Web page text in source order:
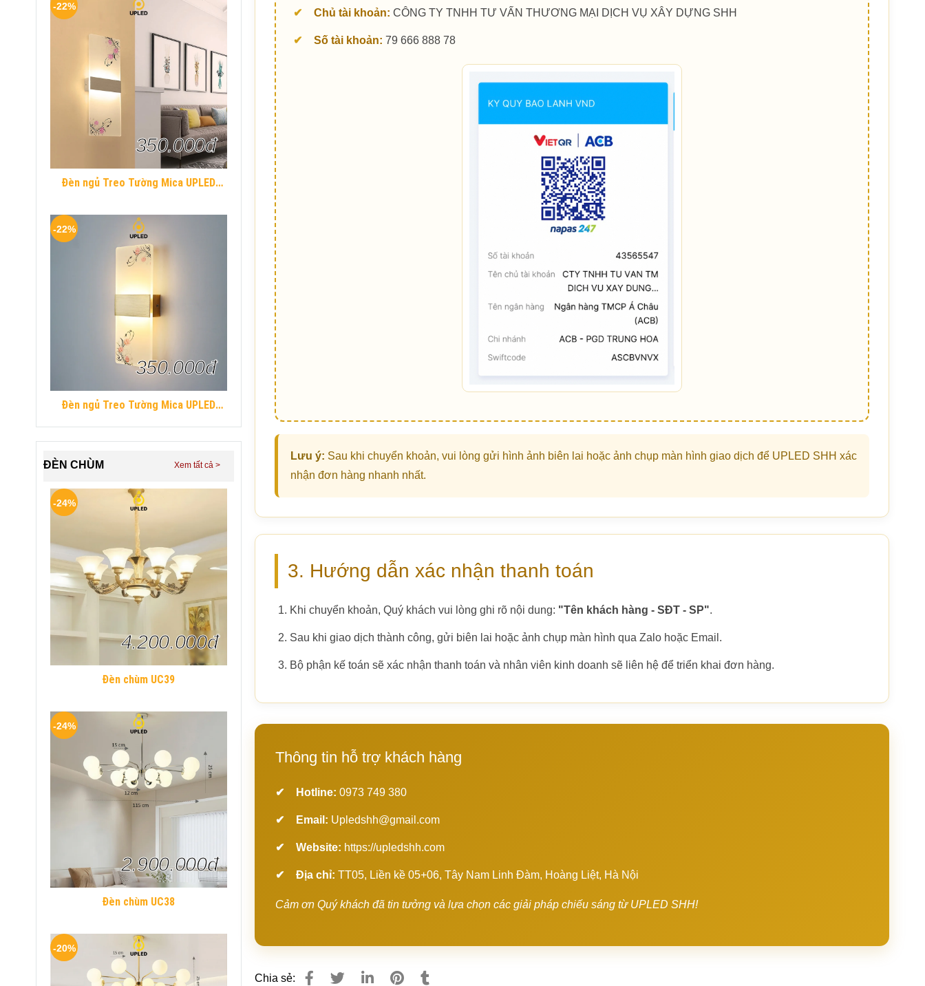
Chủ tài khoản: CÔNG TY TNHH TƯ VẤN THƯƠNG MẠI DỊCH VỤ XÂY DỰNG SHH
Số tài khoản: 79 666 888 78
Lưu ý: Sau khi chuyển khoản, vui lòng gửi hình ảnh biên lai hoặc ảnh chụp màn hình giao dịch để UPLED SHH xác
nhận đơn hàng nhanh nhất.
3. Hướng dẫn xác nhận thanh toán
Khi chuyển khoản, Quý khách vui lòng ghi rõ nội dung: "Tên khách hàng - SĐT - SP".
Sau khi giao dịch thành công, gửi biên lai hoặc ảnh chụp màn hình qua Zalo hoặc Email.
Bộ phận kế toán sẽ xác nhận thanh toán và nhân viên kinh doanh sẽ liên hệ để triển khai đơn hàng.
Thông tin hỗ trợ khách hàng
Hotline: 0973 749 380
Email: Upledshh@gmail.com
Website: https://upledshh.com
Địa chỉ: TT05, Liền kề 05+06, Tây Nam Linh Đàm, Hoàng Liệt, Hà Nội
Cảm ơn Quý khách đã tin tưởng và lựa chọn các giải pháp chiếu sáng từ UPLED SHH!
Chia sẻ:
Đèn ngủ Treo Tường Mica UPLED
Hiện Đại
350.000đ
-22%
Đèn ngủ Treo Tường Mica UPLED
350.000đ
-22%
ĐÈN CHÙM
Đèn chùm UC39
4.200.000đ
-24%
Đèn chùm UC38
2.900.000đ
-24%
-20%